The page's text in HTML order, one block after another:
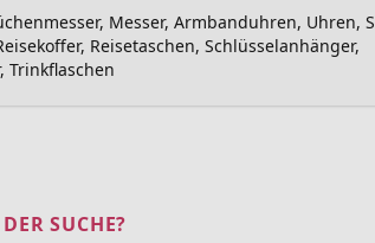
Messer, Armbanduhren, Uhren,
Reisetaschen, Schlüsselanhänger,
Trinkflaschen
SUCHE?